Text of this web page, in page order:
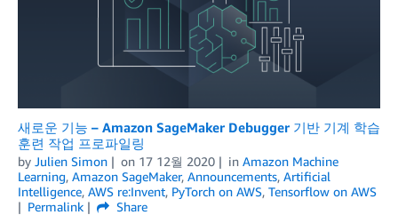
새로운 기능 – Amazon SageMaker Debugger 기반 기계 학습
훈련 작업 프로파일링
by Julien Simon on 17 12월 2020 in Amazon Machine
Learning, Amazon SageMaker, Announcements, Artificial
Intelligence, AWS re:Invent, PyTorch on AWS, Tensorflow on AWS
Permalink
Share